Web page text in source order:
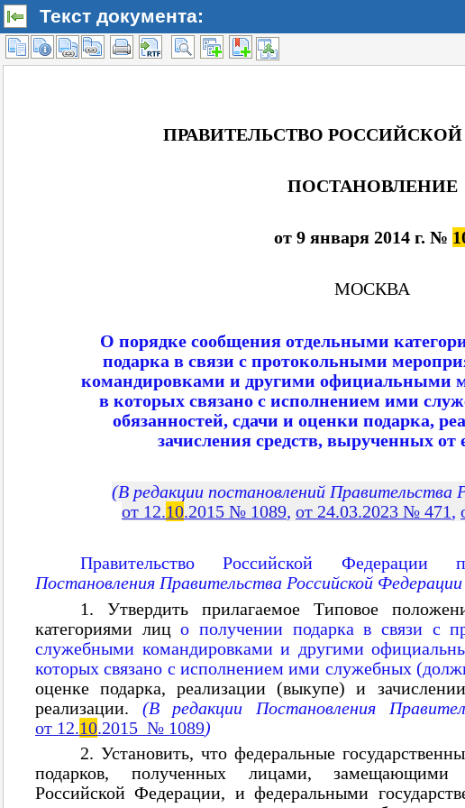
Текст документа: